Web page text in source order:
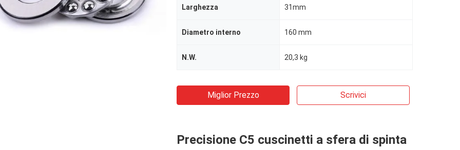
Larghezza 31mm
Diametro interno 160 mm
N.W. 20,3 kg
Miglior Prezzo Scrivici
Precisione C5 cuscinetti a sfera di spinta